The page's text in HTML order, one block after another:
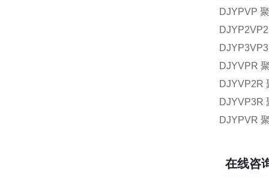
DJYPVP
DJYVPR
DJYVP2R
DJYVP3R
DJYPVR
在线咨